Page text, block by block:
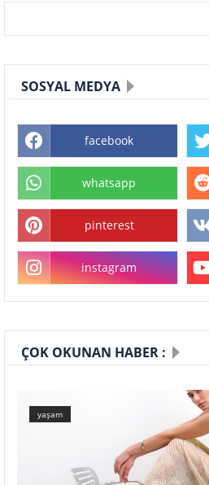
SOSYAL MEDYA
facebook
whatsapp
pinterest
instagram
ÇOK OKUNAN HABER :
yaşam